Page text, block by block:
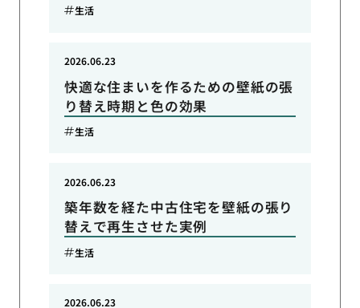
生活
快適な住まいを作るための壁紙の張
り替え時期と色の効果
2026.06.23
生活
築年数を経た中古住宅を壁紙の張り
替えで再生させた実例
2026.06.23
生活
2026.06.23